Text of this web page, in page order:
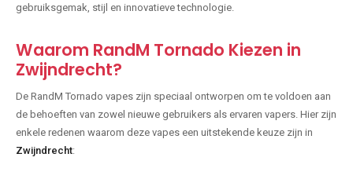
gebruiksgemak, stijl en innovatieve technologie.
Waarom RandM Tornado Kiezen in
Zwijndrecht?
De RandM Tornado vapes zijn speciaal ontworpen om te voldoen aan
de behoeften van zowel nieuwe gebruikers als ervaren vapers. Hier zijn
enkele redenen waarom deze vapes een uitstekende keuze zijn in
Zwijndrecht: